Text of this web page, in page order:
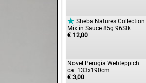
 Sheba Natures Collection
Mix in Sauce 85g 96Stk
€ 12,00
Novel Perugia Webteppich
ca. 133x190cm
€ 3,00